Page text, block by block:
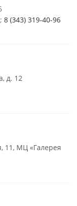
; 8 (343) 319-40-96
д. 12
11, МЦ «Галерея